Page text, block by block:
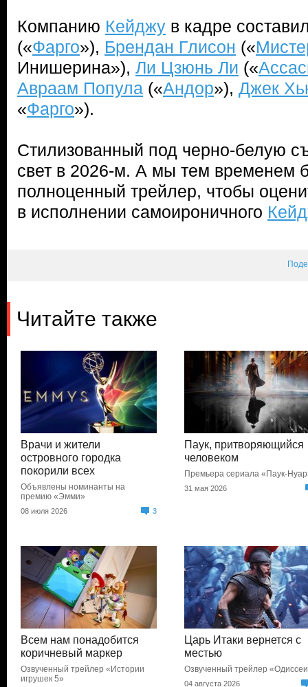
Компанию Кейджу в кадре
(«Фарго»), Брендан Глисон («
Инишерина»), Ли Цзюнь Ли («
Авраам Попула («Андор»), Джек
«Фарго»).
Стилизованный под черно-белую
свет в 2026-м. А мы тем временем
полноценный трейлер, чтобы
в исполнении самоироничного
Читайте также
Врачи и жители
островного городка
покорили всех
Объявлены номинанты на
премию «Эмми»
08 июля 2026 3
Паук, притворяющийся
человеком
Премьера сериала «Паук-
31 мая 2026
Всем нам понадобится
коричневый маркер
Озвученный трейлер «Истории
игрушек 5»
Царь Итаки вернется с
местью
Озвученный трейлер
04 августа 2026